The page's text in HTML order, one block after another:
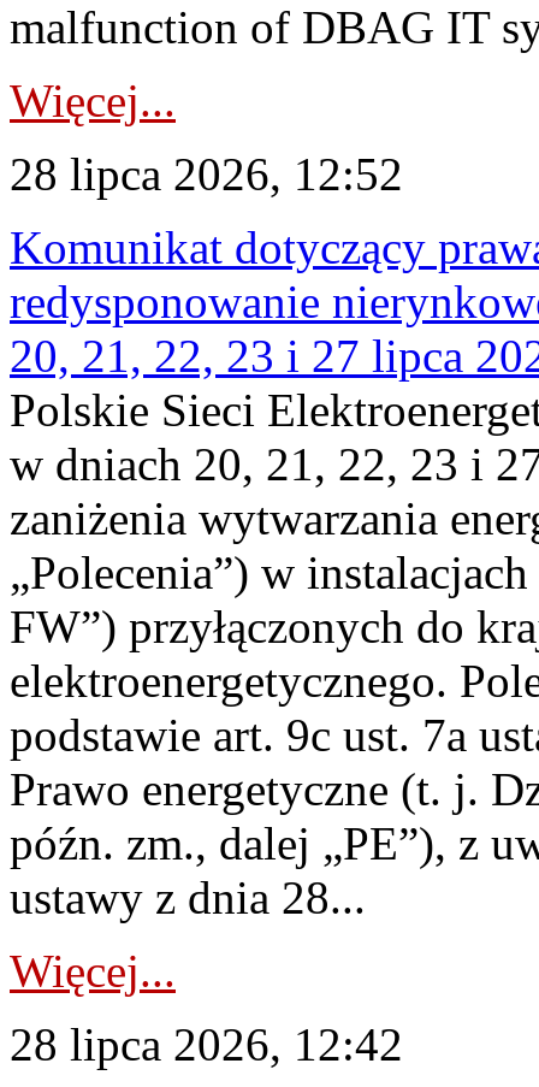
malfunction of DBAG IT
Więcej...
28 lipca 2026, 12:52
Komunikat dotyczący
redysponowanie
20, 21, 22, 23 i 27 lipca
Polskie Sieci
w dniach 20, 21, 22, 23 i
zaniżenia wytwarzania
„Polecenia”) w
FW”) przyłączonych do
elektroenergetycznego.
podstawie art. 9c ust. 7a
Prawo energetyczne (t. j.
późn. zm., dalej „PE”), z
ustawy z dnia 28...
Więcej...
28 lipca 2026, 12:42